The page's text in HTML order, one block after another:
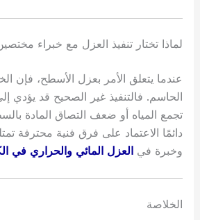
لماذا تختار تنفيذ العزل مع خبراء
عندما يتعلق الأمر بعزل الأسطح، فإن
الحاسم. فالتنفيذ غير الصحيح قد يؤدي
تجمع المياه أو ضعف التصاق المادة
دائمًا الاعتماد على فرق فنية محترفة
وخبرة في العزل المائي والحراري في
الخلاصة